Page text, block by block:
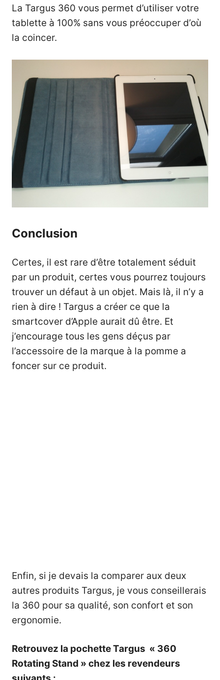
La Targus 360 vous permet d’utiliser votre
tablette à 100% sans vous préoccuper d’où
la coincer.
Conclusion
Certes, il est rare d’être totalement séduit
par un produit, certes vous pourrez toujours
trouver un défaut à un objet. Mais là, il n’y a
rien à dire ! Targus a créer ce que la
smartcover d’Apple aurait dû être. Et
j’encourage tous les gens déçus par
l’accessoire de la marque à la pomme a
foncer sur ce produit.
Enfin, si je devais la comparer aux deux
autres produits Targus, je vous conseillerais
la 360 pour sa qualité, son confort et son
ergonomie.
Retrouvez la pochette Targus « 360
Rotating Stand » chez les revendeurs